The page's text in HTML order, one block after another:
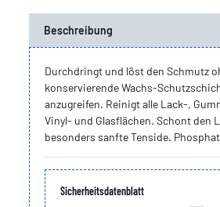
Beschreibung
Durchdringt und löst den Schmutz
konservierende Wachs-
anzugreifen. Reinigt alle Lack-,
Vinyl- und Glasflächen. Schont den
besonders sanfte Tenside.
Sicherheitsdatenblatt